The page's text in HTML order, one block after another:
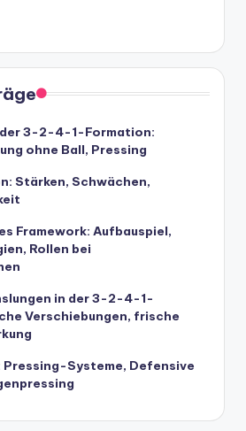
3-2-4-1-Formation:
ohne Ball, Pressing
Stärken, Schwächen,
Framework: Aufbauspiel,
Rollen bei
in der 3-2-4-1-
Verschiebungen, frische
Systeme, Defensive